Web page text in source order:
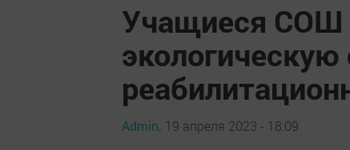
Учащиеся СОШ
экологическую
Admin, 19 апреля 2023 - 18:09